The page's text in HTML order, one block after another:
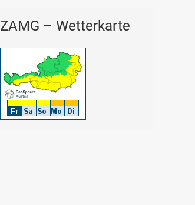
ZAMG – Wetterkarte